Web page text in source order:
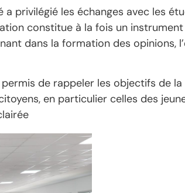
a privilégié les échanges avec les
constitue à la fois un
dans la formation des opinions,
de rappeler les objectifs de la
en particulier celles des